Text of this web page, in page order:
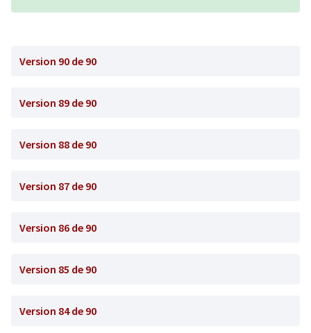
Version 90 de 90
Version 89 de 90
Version 88 de 90
Version 87 de 90
Version 86 de 90
Version 85 de 90
Version 84 de 90